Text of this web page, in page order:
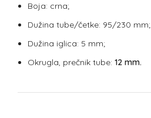
Boja: crna;
Dužina tube/četke: 95/230 mm;
Dužina iglica: 5 mm;
Okrugla, prečnik tube: 12 mm.